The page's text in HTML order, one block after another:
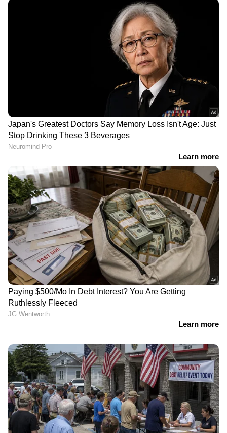
ഒരറ്റത്ത് ശ്രേയ്യസ് അയ്യര്‍ ഉറച്ച് നിന്നതാണ്
ഇന്ത്യക്ക് ആകെ പ്രതീക്ഷയുണ്ടായിരുന്നത്.
അക്സര്‍ പട്ടേലും ഒത്തുചേര്‍ന്നതോടെ ഇന്ത്യ
വിജയം സ്വപ്നം കണ്ടുതുടങ്ങി.
സെഞ്ചുറിയിലേക്ക് എന്ന് തോന്നിച്ച
ഇന്നിംഗ്സിന് ഒടുവില്‍ ശ്രേയ്യസ്, മെഹ്ദി ഹസന്
മുന്നില്‍ വീണു. ബാറ്റിംഗിന് പ്രയാസമുള്ള
പിച്ചില്‍ 102 പന്തില്‍ ആറ് ഫോറുകളും മൂന്ന്
സിക്സറും പായിച്ചാണ് ശ്രേയ്യസ് 82 റണ്‍സ്
അടിച്ചെടുത്തത്. ബംഗ്ലാദേശിന്‍റെ കടുത്ത
ബൗളിംഗിന് മുന്നില്‍ പൊരുതി നിന്ന അക്സര്‍
പട്ടേലും പിന്നാലെ മടങ്ങി. 56 പന്തില്‍ അത്രയും
റണ്‍സ് തന്നെയായിരുന്നു അക്സറിന്‍റെ
സമ്പാദ്യം. ഷര്‍ദുല്‍ താക്കൂറും മടങ്ങിയതോടെ
പരിക്കേറ്റ രോഹിത് ശര്‍മ ക്രീസിലെത്തി.
ഇതോടെ ഇന്ത്യ ഒന്ന് ഉണര്‍ന്നു. മെഹ്ദിയെ രണ്ട്
സിക്സും ഒരു ഫോറും പറത്തിയ രോഹിത്
ടോപ്പ് ഗിയറിലേക്ക് മാറി. എന്നാല്‍, സിറാജിനെ
മറുവശത്ത് നിര്‍ത്തി മനോഹരമായി
പന്തെറിഞ്ഞ മുസ്താഫിസുര്‍ ഇന്ത്യക്ക് വന്‍
രോഹിത് വീണ്ടും ഇന്ത്യയുടെ പ്രതീക്ഷയുടെ
തിരിനാളം കത്തിച്ചു. രണ്ട് തവണ രോഹിത്
നല്‍കിയ അവസരം താഴെയിട്ട് ബംഗ്ലാദേശ്
ഫീല്‍ഡര്‍മാരും അവര്‍ക്ക് സാധിക്കുന്ന പോലെ
സഹായം നല്‍കി.
വിശദമായി | 08 August 2026